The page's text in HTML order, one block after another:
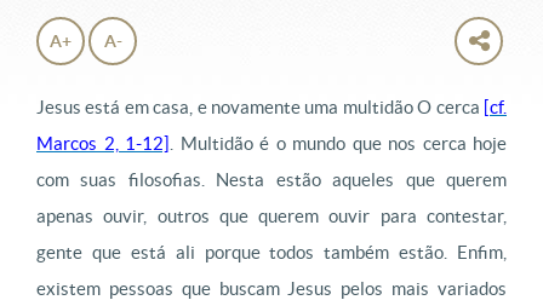
A+ A-
Jesus está em casa, e novamente uma multidão O cerca [cf.
Marcos 2, 1-12]
. Multidão é o mundo que nos cerca hoje
com suas filosofias. Nesta estão aqueles que querem
apenas ouvir, outros que querem ouvir para contestar,
gente que está ali porque todos também estão. Enfim,
existem pessoas que buscam Jesus pelos mais variados